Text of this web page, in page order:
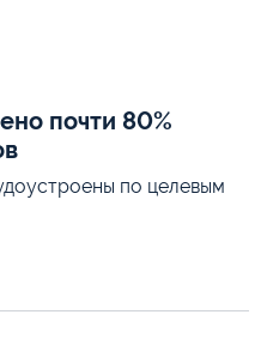
почти 80%
по целевым